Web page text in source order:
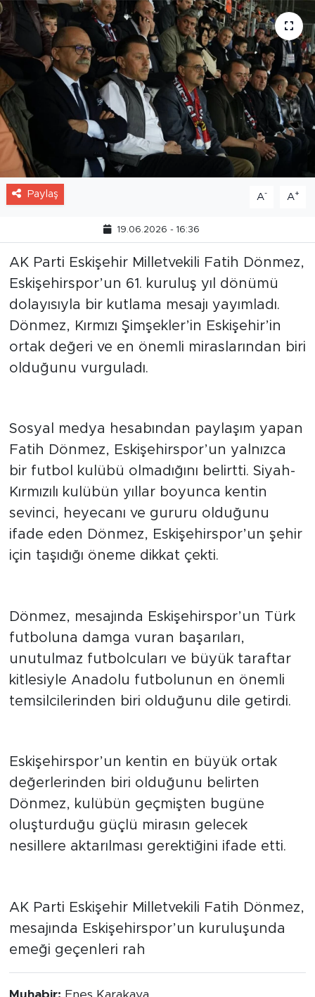
Paylaş A- A+
19.06.2026 - 16:36
AK Parti Eskişehir Milletvekili Fatih Dönmez,
Eskişehirspor’un 61. kuruluş yıl dönümü
dolayısıyla bir kutlama mesajı yayımladı.
Dönmez, Kırmızı Şimşekler’in Eskişehir’in
ortak değeri ve en önemli miraslarından biri
olduğunu vurguladı.
Sosyal medya hesabından paylaşım yapan
Fatih Dönmez, Eskişehirspor’un yalnızca
bir futbol kulübü olmadığını belirtti. Siyah-
Kırmızılı kulübün yıllar boyunca kentin
sevinci, heyecanı ve gururu olduğunu
ifade eden Dönmez, Eskişehirspor’un şehir
için taşıdığı öneme dikkat çekti.
Dönmez, mesajında Eskişehirspor’un Türk
futboluna damga vuran başarıları,
unutulmaz futbolcuları ve büyük taraftar
kitlesiyle Anadolu futbolunun en önemli
temsilcilerinden biri olduğunu dile getirdi.
Eskişehirspor’un kentin en büyük ortak
değerlerinden biri olduğunu belirten
Dönmez, kulübün geçmişten bugüne
oluşturduğu güçlü mirasın gelecek
nesillere aktarılması gerektiğini ifade etti.
AK Parti Eskişehir Milletvekili Fatih Dönmez,
mesajında Eskişehirspor’un kuruluşunda
emeği geçenleri rah